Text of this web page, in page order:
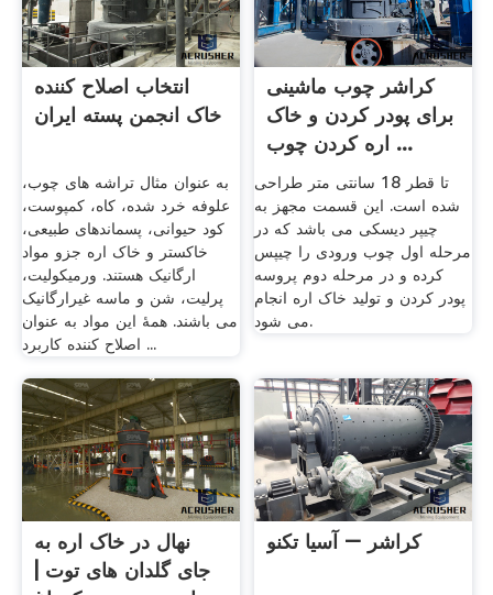
انتخاب اصلاح کننده
خاک انجمن پسته ایران
به عنوان مثال تراشه های چوب،
علوفه خرد شده، کاه، کمپوست،
کود حیوانی، پسماندهای طبیعی،
خاکستر و خاک اره جزو مواد
ارگانیک هستند. ورمیکولیت،
پرلیت، شن و ماسه غیرارگانیک
می باشند. همۀ این مواد به عنوان
اصلاح کننده کاربرد ...
کراشر چوب ماشینی
برای پودر کردن و خاک
اره کردن چوب ...
تا قطر 18 سانتی متر طراحی
شده است. این قسمت مجهز به
چیپر دیسکی می باشد که در
مرحله اول چوب ورودی را چیپس
کرده و در مرحله دوم پروسه
پودر کردن و تولید خاک اره انجام
می شود.
نهال در خاک اره به
جای گلدان های توت |
کراشر – آسیا تکنو